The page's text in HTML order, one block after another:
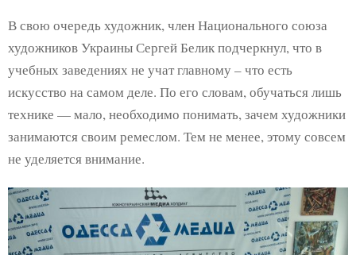
В свою очередь художник, член Национального союза
художников Украины Сергей Белик подчеркнул, что в
учебных заведениях не учат главному – что есть
искусство на самом деле. По его словам, обучаться лишь
технике — мало, необходимо понимать, зачем художники
занимаются своим ремеслом. Тем не менее, этому совсем
не уделяется внимание.